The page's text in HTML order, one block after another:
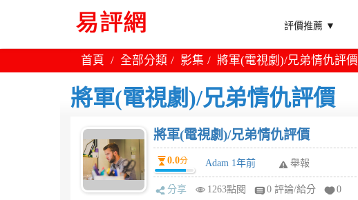
評價推薦 ▼
首頁 全部分類 影集 將軍(電視劇)/兄弟情仇評價
將軍(電視劇)/兄弟情仇評價
將軍(電視劇)/兄弟情仇評價
0.0分 Adam 1年前 舉報
分享 1263點閱 0 評論/給分 0